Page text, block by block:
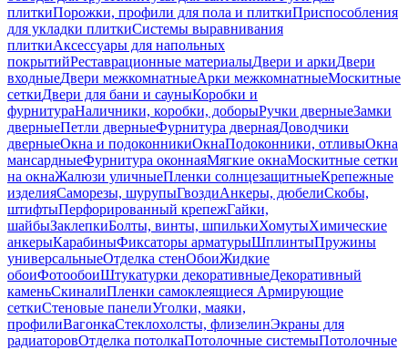
плиткиПорожки, профили для пола и плиткиПриспособления
для укладки плиткиСистемы выравнивания
плиткиАксессуары для напольных
покрытийРеставрационные материалыДвери и аркиДвери
входныеДвери межкомнатныеАрки межкомнатныеМоскитные
сеткиДвери для бани и сауныКоробки и
фурнитураНаличники, коробки, доборыРучки дверныеЗамки
дверныеПетли дверныеФурнитура двернаяДоводчики
дверныеОкна и подоконникиОкнаПодоконники, отливыОкна
мансардныеФурнитура оконнаяМягкие окнаМоскитные сетки
на окнаЖалюзи уличныеПленки солнцезащитныеКрепежные
изделияСаморезы, шурупыГвоздиАнкеры, дюбелиСкобы,
штифтыПерфорированный крепежГайки,
шайбыЗаклепкиБолты, винты, шпилькиХомутыХимические
анкерыКарабиныФиксаторы арматурыШплинтыПружины
универсальныеОтделка стенОбоиЖидкие
обоиФотообоиШтукатурки декоративныеДекоративный
каменьСкиналиПленки самоклеящиеся Армирующие
сеткиСтеновые панелиУголки, маяки,
профилиВагонкаСтеклохолсты, флизелинЭкраны для
радиаторовОтделка потолкаПотолочные системыПотолочные